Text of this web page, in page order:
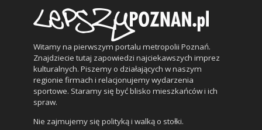
Witamy na pierwszym portalu metropolii Poznań.
Znajdziecie tutaj zapowiedzi najciekawszych imprez
kulturalnych. Piszemy o działających w naszym
regionie firmach i relacjonujemy wydarzenia
sportowe. Staramy się być blisko mieszkańców i ich
spraw.
Nie zajmujemy się polityką i walką o stołki.